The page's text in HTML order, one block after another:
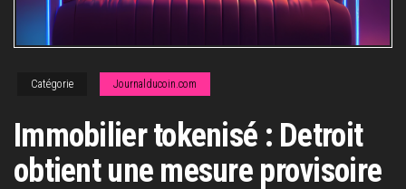
Catégorie Journalducoin.com
Immobilier tokenisé : Detroit
obtient une mesure provisoire